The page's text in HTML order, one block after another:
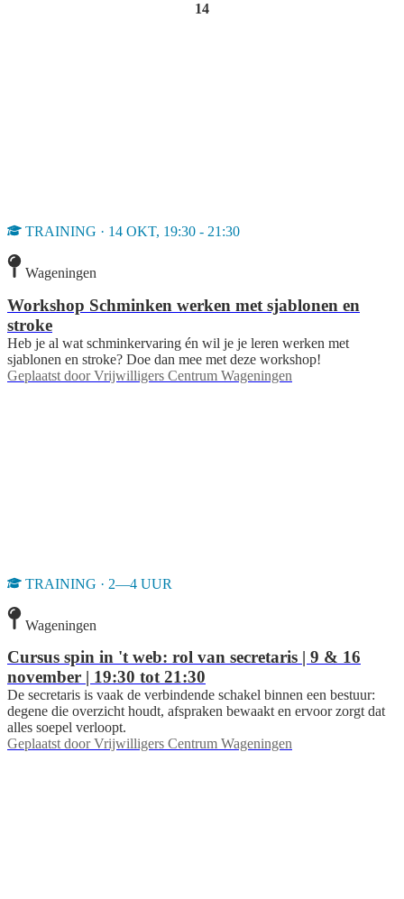
14
TRAINING · 14 OKT, 19:30 - 21:30
Wageningen
Workshop Schminken werken met sjablonen en
stroke
Heb je al wat schminkervaring én wil je je leren werken met
sjablonen en stroke? Doe dan mee met deze workshop!
Geplaatst door Vrijwilligers Centrum Wageningen
TRAINING · 2—4 UUR
Wageningen
Cursus spin in 't web: rol van secretaris | 9 & 16
november | 19:30 tot 21:30
De secretaris is vaak de verbindende schakel binnen een bestuur:
degene die overzicht houdt, afspraken bewaakt en ervoor zorgt dat
alles soepel verloopt.
Geplaatst door Vrijwilligers Centrum Wageningen